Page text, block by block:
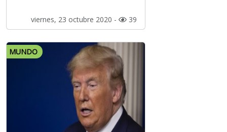
viernes, 23 octubre 2020 - 39
MUNDO